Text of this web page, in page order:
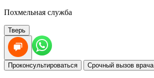
Похмельная служба
Тверь
Проконсультироваться Срочный вызов врача